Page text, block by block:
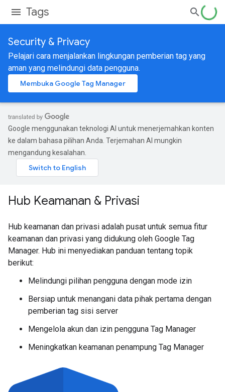
Tags
Security & Privacy
Pelajari cara menjalankan lingkungan pemberian tag yang
aman yang melindungi data pengguna.
Membuka Google Tag Manager
Google menggunakan teknologi AI untuk menerjemahkan konten
ke dalam bahasa pilihan Anda. Terjemahan AI mungkin
mengandung kesalahan.
Hub Keamanan & Privasi
Hub keamanan dan privasi adalah pusat untuk semua fitur
keamanan dan privasi yang didukung oleh Google Tag
Manager. Hub ini menyediakan panduan tentang topik
berikut:
Melindungi pilihan pengguna dengan mode izin
Bersiap untuk menangani data pihak pertama dengan
pemberian tag sisi server
Mengelola akun dan izin pengguna Tag Manager
Meningkatkan keamanan penampung Tag Manager